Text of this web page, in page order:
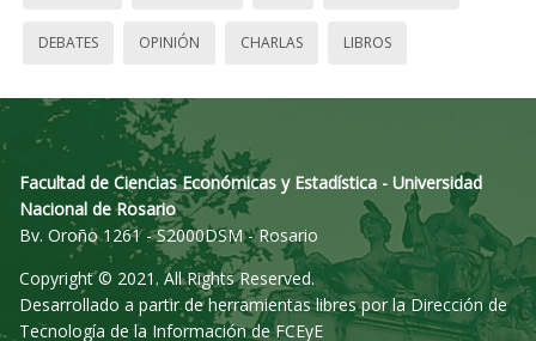
DEBATES OPINIÓN CHARLAS LIBROS
Facultad de Ciencias Económicas y Estadística - Universidad
Nacional de Rosario
Bv. Oroño 1261 - S2000DSM - Rosario
Copyright © 2021. All Rights Reserved.
Desarrollado a partir de herramientas libres por la Dirección de
Tecnología de la Información de FCEyE